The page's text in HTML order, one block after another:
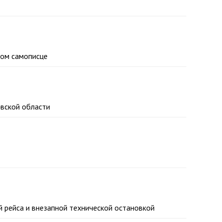
самописце
области
и внезапной технической остановкой